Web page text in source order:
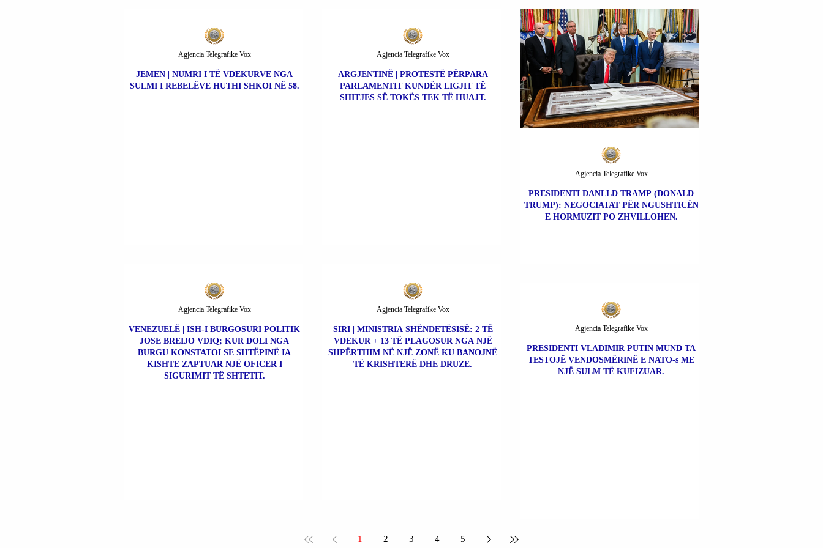
JEMEN | NUMRI I TË VDEKURVE NGA
SULMI I REBELËVE HUTHI SHKOI NË 58.
Agjencia Telegrafike Vox
ARGJENTINË | PROTESTË PËRPARA
PARLAMENTIT KUNDËR LIGJIT TË
SHITJES SË TOKËS TEK TË HUAJT.
Agjencia Telegrafike Vox
PRESIDENTI DANLLD TRAMP (DONALD
TRUMP): NEGOCIATAT PËR NGUSHTICËN
E HORMUZIT PO ZHVILLOHEN.
Agjencia Telegrafike Vox
VENEZUELË | ISH-I BURGOSURI POLITIK
JOSE BREIJO VDIQ; KUR DOLI NGA
BURGU KONSTATOI SE SHTËPINË IA
KISHTE ZAPTUAR NJË OFICER I
SIGURIMIT TË SHTETIT.
Agjencia Telegrafike Vox
SIRI | MINISTRIA SHËNDETËSISË: 2 TË
VDEKUR + 13 TË PLAGOSUR NGA NJË
SHPËRTHIM NË NJË ZONË KU BANOJNË
TË KRISHTERË DHE DRUZE.
Agjencia Telegrafike Vox
PRESIDENTI VLADIMIR PUTIN MUND TA
TESTOJË VENDOSMËRINË E NATO-s ME
NJË SULM TË KUFIZUAR.
Agjencia Telegrafike Vox
1 2 3 4 5